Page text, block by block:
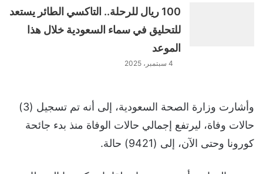
100 ريال للرحلة.. التاكسي الطائر يستعد
للتحليق في سماء السعودية خلال هذا
الموعد
4 سبتمبر، 2025
وأشارت وزارة الصحة السعودية، إلى أنه تم تسجيل (3)
حالات وفاة، ليرتفع إجمالي حالات الوفاة منذ بدء جائحة
كورونا وحتى الآن، إلى (9421) حالة.